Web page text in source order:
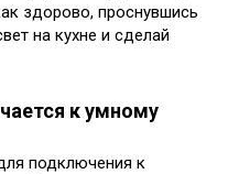
здорово, проснувшись
на кухне и сделай
к умному
подключения к